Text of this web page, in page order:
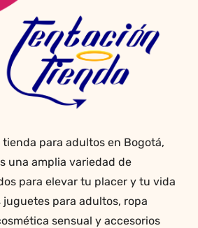
para adultos en Bogotá,
una amplia variedad de
para elevar tu placer y tu vida
juguetes para adultos, ropa
sensual y accesorios